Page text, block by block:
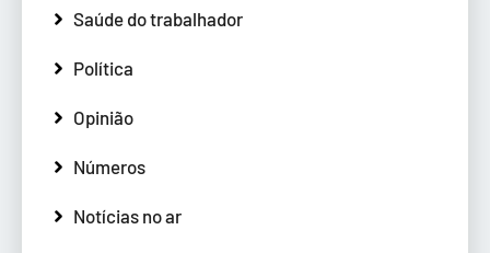
Saúde do trabalhador
Política
Opinião
Números
Notícias no ar